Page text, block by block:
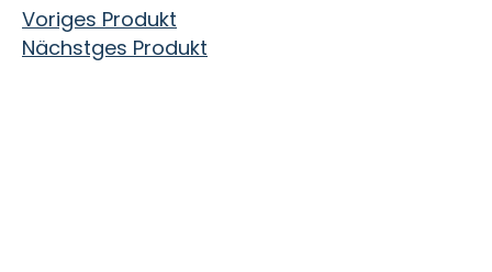
Beitragsnavigation
Voriges Produkt
Nächstges Produkt